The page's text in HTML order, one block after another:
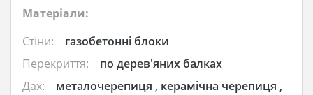
Матеріали:
Стіни:
газобетонні блоки
Перекриття:
по дерев'яних балках
Дах:
металочерепиця , керамічна черепиця ,